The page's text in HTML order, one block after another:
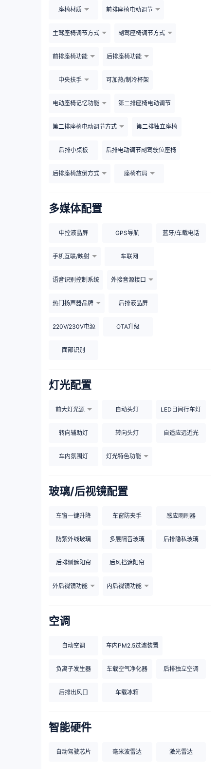
座椅材质 前排座椅电动调节
主驾座椅调节方式 副驾座椅调节方式
前排座椅功能 后排座椅功能
中央扶手 可加热/制冷杯架
电动座椅记忆功能 第二排座椅电动调节
第二排座椅电动调节方式 第二排独立座椅
后排小桌板 后排电动调节副驾驶位座椅
后排座椅放倒方式 座椅布局
多媒体配置
中控液晶屏 GPS导航 蓝牙/车载电话
手机互联/映射 车联网
语音识别控制系统 外接音源接口
热门扬声器品牌 后排液晶屏
220V/230V电源 OTA升级
面部识别
灯光配置
前大灯光源 自动头灯 LED日间行车灯
转向辅助灯 转向头灯 自适应远近光
车内氛围灯 灯光特色功能
玻璃/后视镜配置
车窗一键升降 车窗防夹手 感应雨刷器
防紫外线玻璃 多层隔音玻璃 后排隐私玻璃
后排侧遮阳帘 后风挡遮阳帘
外后视镜功能 内后视镜功能
空调
自动空调 车内PM2.5过滤装置
负离子发生器 车载空气净化器 后排独立空调
后排出风口 车载冰箱
智能硬件
自动驾驶芯片 毫米波雷达 激光雷达